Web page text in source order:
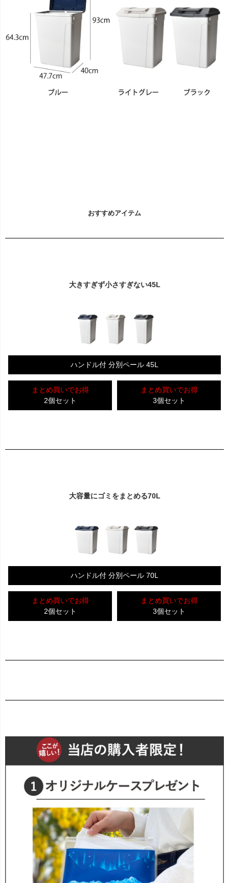
おすすめアイテム
大きすぎず小さすぎない45L
ハンドル付 分別ペール 45L
まとめ買いでお得
2個セット
まとめ買いでお得
3個セット
大容量にゴミをまとめる70L
ハンドル付 分別ペール 70L
まとめ買いでお得
2個セット
まとめ買いでお得
3個セット